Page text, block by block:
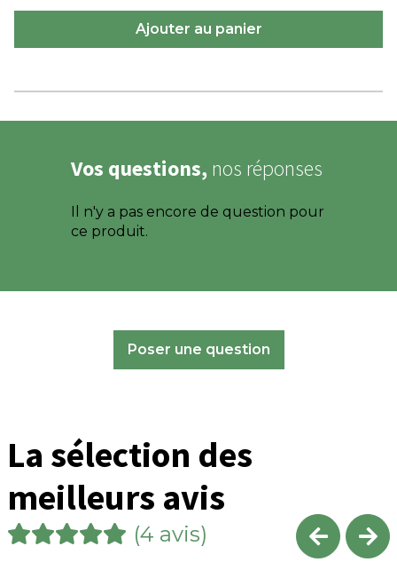
Vos questions, nos réponses
Il n'y a pas encore de question pour
ce produit.
Poser une question
La sélection des
meilleurs avis
(4 avis)